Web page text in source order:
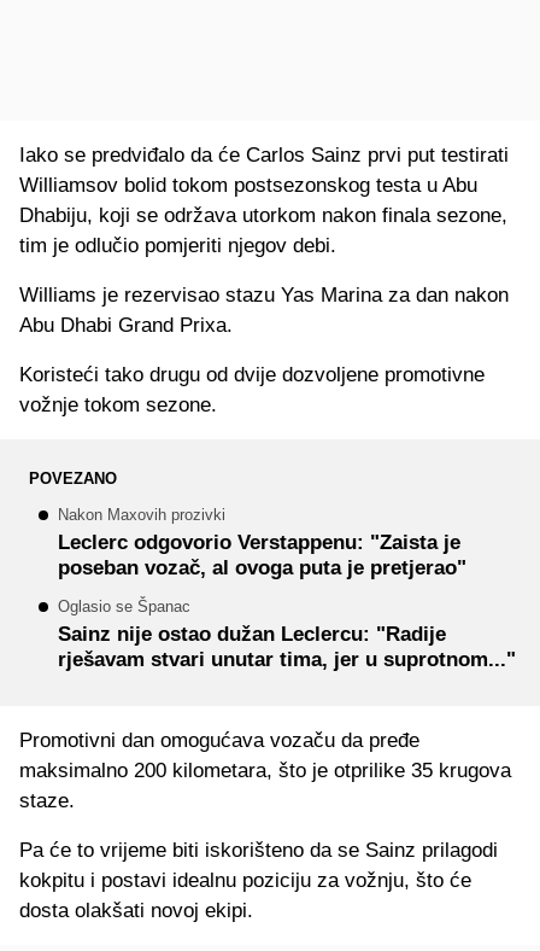
Iako se predviđalo da će Carlos Sainz prvi put testirati
Williamsov bolid tokom postsezonskog testa u Abu
Dhabiju, koji se održava utorkom nakon finala sezone,
tim je odlučio pomjeriti njegov debi.
Williams je rezervisao stazu Yas Marina za dan nakon
Abu Dhabi Grand Prixa.
Koristeći tako drugu od dvije dozvoljene promotivne
vožnje tokom sezone.
POVEZANO
Nakon Maxovih prozivki
Leclerc odgovorio Verstappenu: "Zaista je
poseban vozač, al ovoga puta je pretjerao"
Oglasio se Španac
Sainz nije ostao dužan Leclercu: "Radije
rješavam stvari unutar tima, jer u suprotnom..."
Promotivni dan omogućava vozaču da pređe
maksimalno 200 kilometara, što je otprilike 35 krugova
staze.
Pa će to vrijeme biti iskorišteno da se Sainz prilagodi
kokpitu i postavi idealnu poziciju za vožnju, što će
dosta olakšati novoj ekipi.